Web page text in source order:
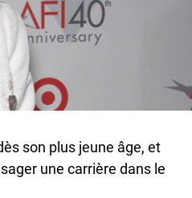
son plus jeune âge, et
une carrière dans le